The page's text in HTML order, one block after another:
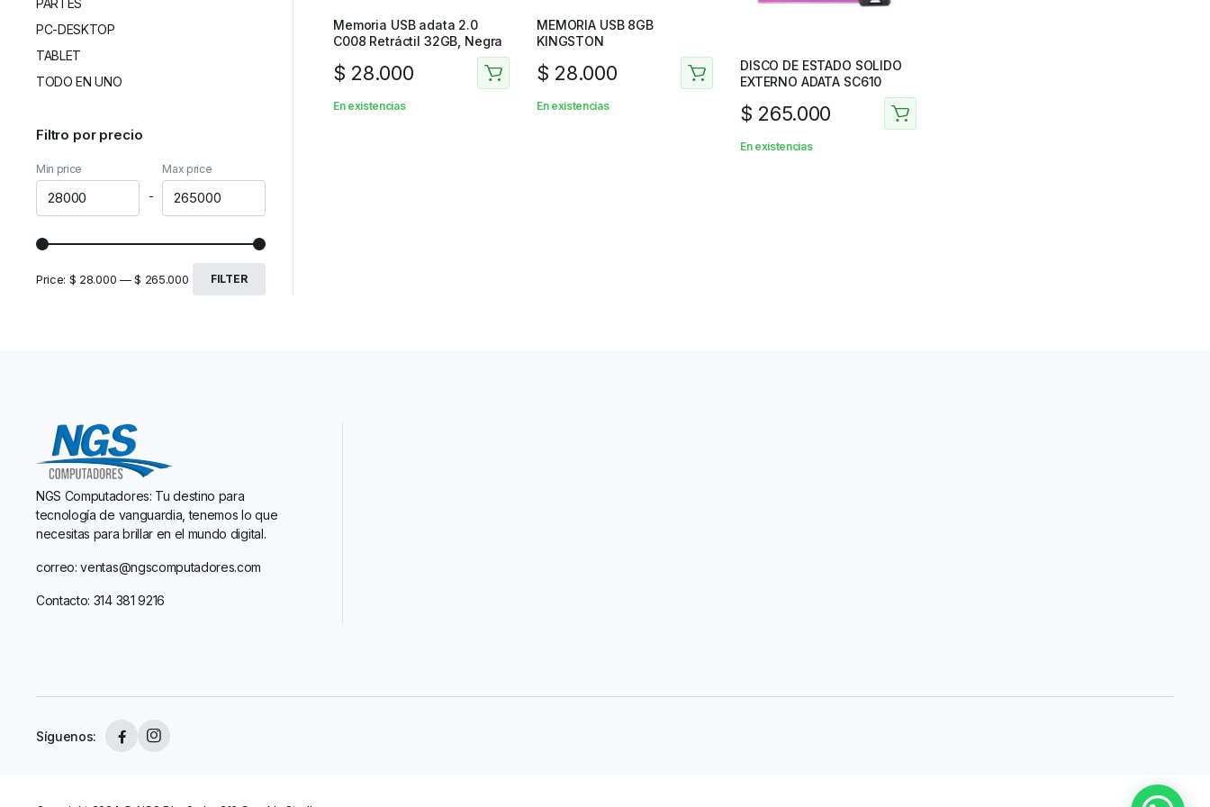
Memoria USB adata 2.0
C008 Retráctil 32GB, Negra
$ 28.000
En existencias
MEMORIA USB 8GB
KINGSTON
$ 28.000
En existencias
DISCO DE ESTADO SOLIDO
EXTERNO ADATA SC610
$ 265.000
En existencias
PARTES
PC-DESKTOP
TABLET
TODO EN UNO
Filtro por precio
Min price
-
Max price
FILTER
Price: $ 28.000 —$ 265.000
NGS Computadores: Tu destino para
tecnología de vanguardia, tenemos lo que
necesitas para brillar en el mundo digital.
correo: ventas@ngscomputadores.com
Contacto: 314 381 9216
Síguenos: